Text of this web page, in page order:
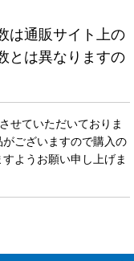
は通販サイト上の
とは異なりますの
せていただいておりま
ございますので購入の
ようお願い申し上げま